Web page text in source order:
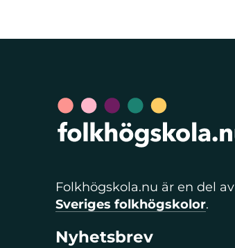
Folkhögskola.nu är en del av
Sveriges folkhögskolor.
Nyhetsbrev